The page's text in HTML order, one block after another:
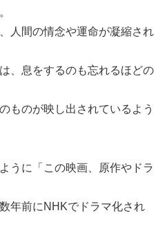
人間の情念や運命が凝縮され
、息をするのも忘れるほどの
ものが映し出されているよう
うに「この映画、原作やドラ
年前にNHKでドラマ化され